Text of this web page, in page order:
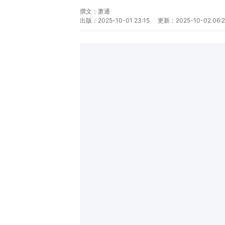
撰文： 萧通
出版： 2025-10-01 23:15 更新： 2025-10-02